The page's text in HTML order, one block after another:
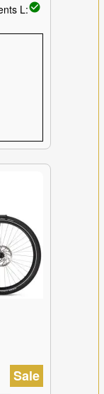
L:check_circle
Sale